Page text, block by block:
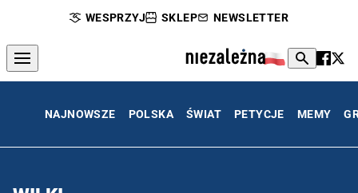
WESPRZYJ SKLEP NEWSLETTER
NAJNOWSZE POLSKA ŚWIAT PETYCJE MEMY